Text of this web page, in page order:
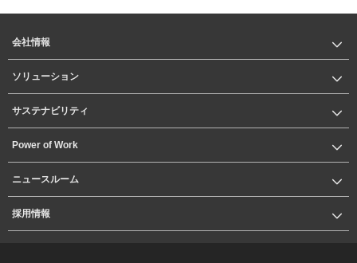
会社情報
ソリューション
サステナビリティ
Power of Work
ニュースルーム
採用情報